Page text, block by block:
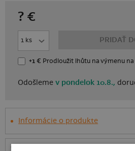
? €
PRIDAŤ
+1 € Prodloužit lhůtuna výmenu
Odošlemev pondelok 10.8.,
Informácie o produkte